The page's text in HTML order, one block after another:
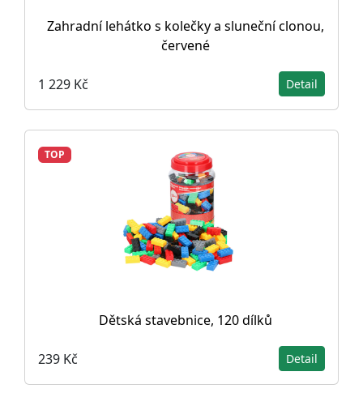
Zahradní lehátko s kolečky a sluneční clonou,
červené
1 229 Kč Detail
TOP
Dětská stavebnice, 120 dílků
239 Kč Detail